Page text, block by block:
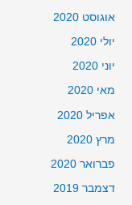
אוגוסט 2020
יולי 2020
יוני 2020
מאי 2020
אפריל 2020
מרץ 2020
פברואר 2020
דצמבר 2019